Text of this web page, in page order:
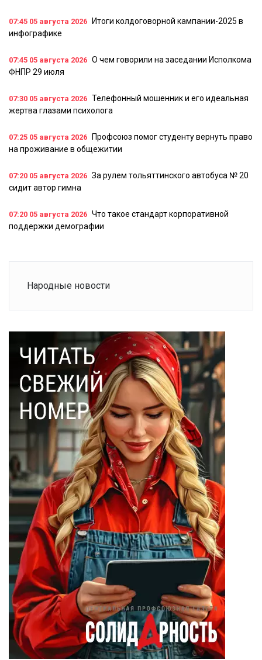
07:45 05 августа 2026
Итоги колдоговорной кампании-2025 в
инфографике
07:45 05 августа 2026 О чем говорили на заседании Исполкома
ФНПР 29 июля
07:30 05 августа 2026 Телефонный мошенник и его идеальная
жертва глазами психолога
07:25 05 августа 2026
Профсоюз помог студенту вернуть право
на проживание в общежитии
07:20 05 августа 2026 За рулем тольяттинского автобуса № 20
сидит автор гимна
07:20 05 августа 2026 Что такое стандарт корпоративной
поддержки демографии
Народные новости